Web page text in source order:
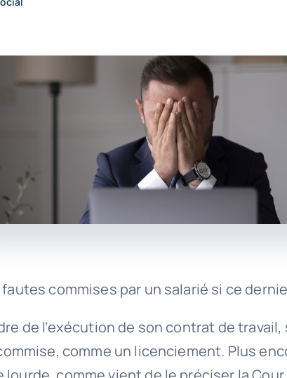
commises par un salarié si ce
de l’exécution de son contrat de
comme un licenciement. Plus